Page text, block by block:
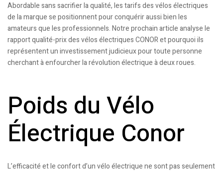
Abordable sans sacrifier la qualité, les tarifs des vélos électriques
de la marque se positionnent pour conquérir aussi bien les
amateurs que les professionnels. Notre prochain article analyse le
rapport qualité-prix des vélos électriques CONOR et pourquoi ils
représentent un investissement judicieux pour toute personne
cherchant à enfourcher la révolution électrique à deux roues.
Poids du Vélo
Électrique Conor
L’efficacité et le confort d’un vélo électrique ne sont pas seulement